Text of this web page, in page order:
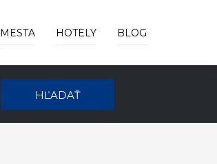
MESTA HOTELY BLOG
HĽADAŤ